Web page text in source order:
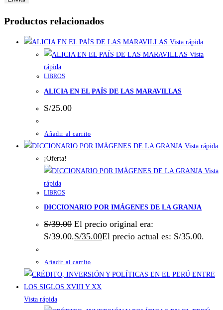
Productos relacionados
Vista rápida
Vista
rápida
LIBROS
ALICIA EN EL PAÍS DE LAS MARAVILLAS
S/25.00
Añadir al carrito
Vista rápida
¡Oferta!
Vista
rápida
LIBROS
DICCIONARIO POR IMÁGENES DE LA GRANJA
S/39.00 El precio original era:
S/39.00.S/35.00El precio actual es: S/35.00.
Añadir al carrito
Vista rápida